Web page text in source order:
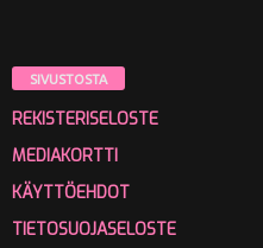
SIVUSTOSTA
REKISTERISELOSTE
MEDIAKORTTI
KÄYTTÖEHDOT
TIETOSUOJASELOSTE